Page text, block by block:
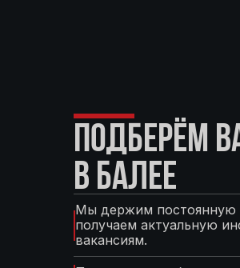
ПОДБЕРЁМ
В БАЛЕЕ
Мы держим постоянную
получаем актуальную
вакансиям.